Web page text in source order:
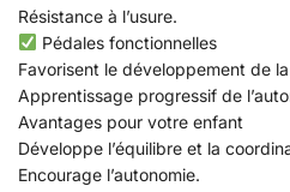
Résistance à l’usure.
Pédales fonctionnelles
Favorisent le développement de
Apprentissage progressif de
Avantages pour votre enfant
Développe l’équilibre et la
Encourage l’autonomie.